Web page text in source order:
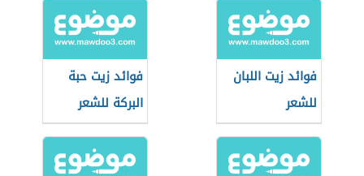
فوائد زيت اللبان
للشعر
فوائد زيت حبة
البركة للشعر